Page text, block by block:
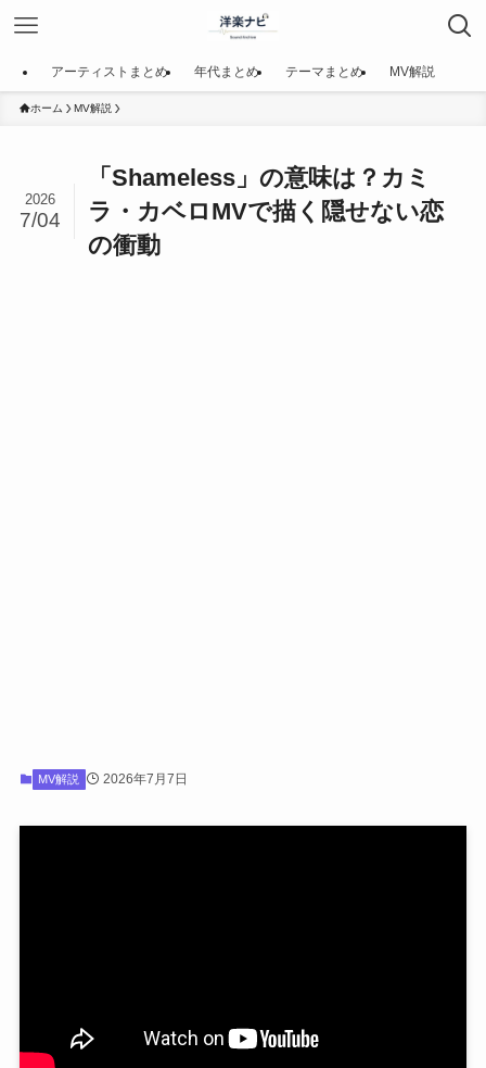
アーティストまとめ 年代まとめ テーマまとめ MV解説
ホーム MV解説
「Shameless」の意味は？カミ
ラ・カベロMVで描く隠せない恋
の衝動
2026
7/04
MV解説 2026年7月7日